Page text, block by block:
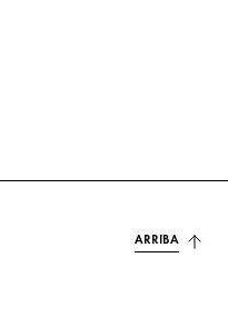
ARRIBA